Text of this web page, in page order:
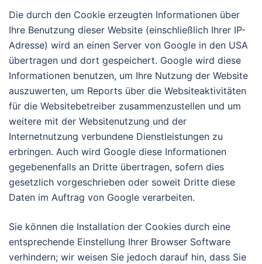
Die durch den Cookie erzeugten Informationen über
Ihre Benutzung dieser Website (einschließlich Ihrer IP-
Adresse) wird an einen Server von Google in den USA
übertragen und dort gespeichert. Google wird diese
Informationen benutzen, um Ihre Nutzung der Website
auszuwerten, um Reports über die Websiteaktivitäten
für die Websitebetreiber zusammenzustellen und um
weitere mit der Websitenutzung und der
Internetnutzung verbundene Dienstleistungen zu
erbringen. Auch wird Google diese Informationen
gegebenenfalls an Dritte übertragen, sofern dies
gesetzlich vorgeschrieben oder soweit Dritte diese
Daten im Auftrag von Google verarbeiten.
Sie können die Installation der Cookies durch eine
entsprechende Einstellung Ihrer Browser Software
verhindern; wir weisen Sie jedoch darauf hin, dass Sie